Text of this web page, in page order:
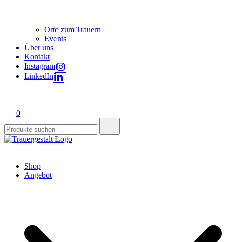
Orte zum Trauern
Events
Über uns
Kontakt
Instagram
LinkedIn
0
nach:
Shop
Angebot